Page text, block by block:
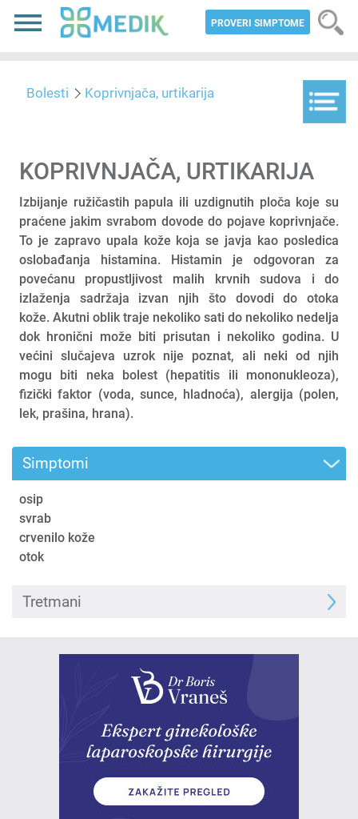
PROVERI SIMPTOME
Bolesti Koprivnjača, urtikarija
KOPRIVNJAČA, URTIKARIJA
Izbijanje ružičastih papula ili uzdignutih ploča koje su
praćene jakim svrabom dovode do pojave koprivnjače.
To je zapravo upala kože koja se javja kao posledica
oslobađanja histamina. Histamin je odgovoran za
povećanu propustljivost malih krvnih sudova i do
izlaženja sadržaja izvan njih što dovodi do otoka
kože. Akutni oblik traje nekoliko sati do nekoliko nedelja
dok hronični može biti prisutan i nekoliko godina. U
većini slučajeva uzrok nije poznat, ali neki od njih
mogu biti neka bolest (hepatitis ili mononukleoza),
fizički faktor (voda, sunce, hladnoća), alergija (polen,
lek, prašina, hrana).
Simptomi
osip
svrab
crvenilo kože
otok
Tretmani